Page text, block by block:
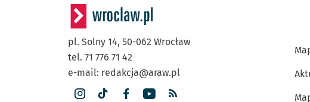
pl. Solny 14, 50-062 Wrocław
tel. 71 776 71 42
e-mail: redakcja@araw.pl